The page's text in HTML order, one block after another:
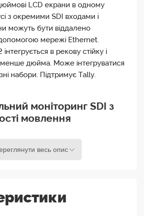
LCD екрани в одному
з окремими SDI входами і
можуть бути віддалено
мережі Ethernet.
в рекову стійку і
дюйма. Може інтегруватися
набори. Підтримує Tally.
моніторинг SDI з
мовлення
– ідеальне рішення. Монітори
відеоформатами SD, HD та 3G-
весь опис